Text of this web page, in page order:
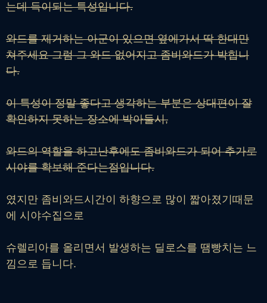
는데 득이되는 특성입니다.
와드를 제거하는 아군이 있으면 옆에가서 딱 한대만
쳐주세요 그럼 그 와드 없어지고 좀비와드가 박힙니
다.
이 특성이 정말 좋다고 생각하는 부분은 상대편이 잘
확인하지 못하는 장소에 박아둘시,
와드의 역할을 하고난후에도 좀비와드가 되어 추가로
시야를 확보해 준다는점입니다.
였지만 좀비와드시간이 하향으로 많이 짧아졌기때문
에 시야수집으로
슈렐리아를 올리면서 발생하는 딜로스를 땜빵치는 느
낌으로 듭니다.